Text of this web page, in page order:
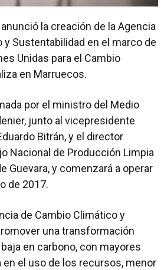
la creación de la Agencia
y Sustentabilidad en el marco de
Unidas para el Cambio
en Marruecos.
por el ministro del Medio
junto al vicepresidente
Bitrán, y el director
Nacional de Producción Limpia
Guevara, y comenzará a operar
de 2017.
de Cambio Climático y
una transformación
en carbono, con mayores
el uso de los recursos, menor